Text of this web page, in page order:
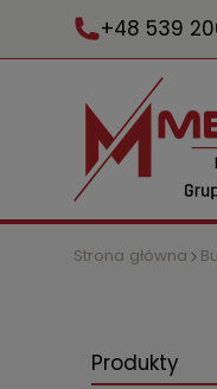
+48 539
Strona główna
Produkty